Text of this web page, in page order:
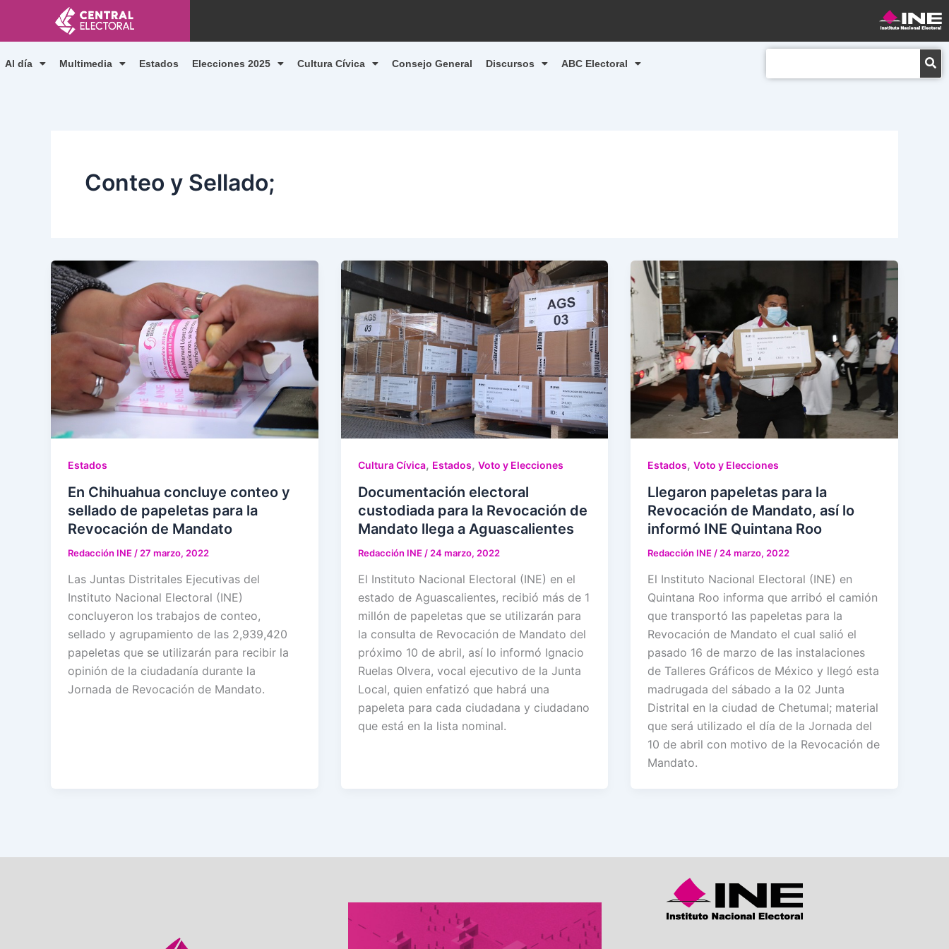
contenido
Al día Multimedia Estados Elecciones 2025 Cultura Cívica Consejo General Discursos ABC Electoral
Conteo y Sellado;
Estados
En Chihuahua concluye conteo y
sellado de papeletas para la
Revocación de Mandato
Redacción INE / 27 marzo, 2022
Las Juntas Distritales Ejecutivas del
Instituto Nacional Electoral (INE)
concluyeron los trabajos de conteo,
sellado y agrupamiento de las 2,939,420
papeletas que se utilizarán para recibir la
opinión de la ciudadanía durante la
Jornada de Revocación de Mandato.
Cultura Cívica, Estados, Voto y Elecciones
Documentación electoral
custodiada para la Revocación de
Mandato llega a Aguascalientes
Redacción INE / 24 marzo, 2022
El Instituto Nacional Electoral (INE) en el
estado de Aguascalientes, recibió más de 1
millón de papeletas que se utilizarán para
la consulta de Revocación de Mandato del
próximo 10 de abril, así lo informó Ignacio
Ruelas Olvera, vocal ejecutivo de la Junta
Local, quien enfatizó que habrá una
papeleta para cada ciudadana y ciudadano
que está en la lista nominal.
Estados,Voto y Elecciones
Llegaron papeletas para la
Revocación de Mandato, así lo
informó INE Quintana Roo
Redacción INE / 24 marzo, 2022
El Instituto Nacional Electoral (INE) en
Quintana Roo informa que arribó el camión
que transportó las papeletas para la
Revocación de Mandato el cual salió el
pasado 16 de marzo de las instalaciones
de Talleres Gráficos de México y llegó esta
madrugada del sábado a la 02 Junta
Distrital en la ciudad de Chetumal; material
que será utilizado el día de la Jornada del
10 de abril con motivo de la Revocación de
Mandato.